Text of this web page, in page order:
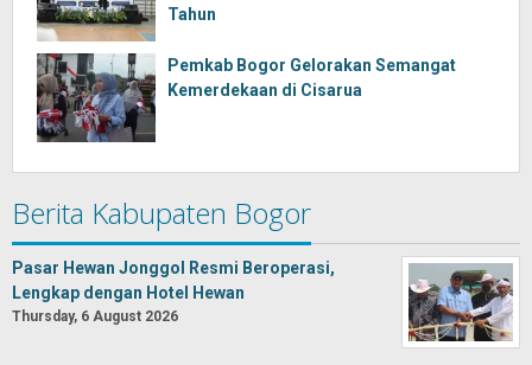
Tahun
Pemkab Bogor Gelorakan Semangat
Kemerdekaan di Cisarua
Berita Kabupaten Bogor
Pasar Hewan Jonggol Resmi Beroperasi,
Lengkap dengan Hotel Hewan
Thursday, 6 August 2026